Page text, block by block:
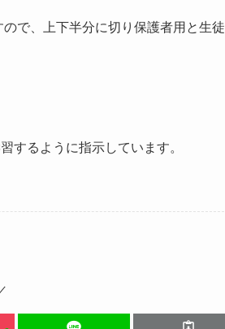
で、上下半分に切り保護者用と生徒
するように指示しています。